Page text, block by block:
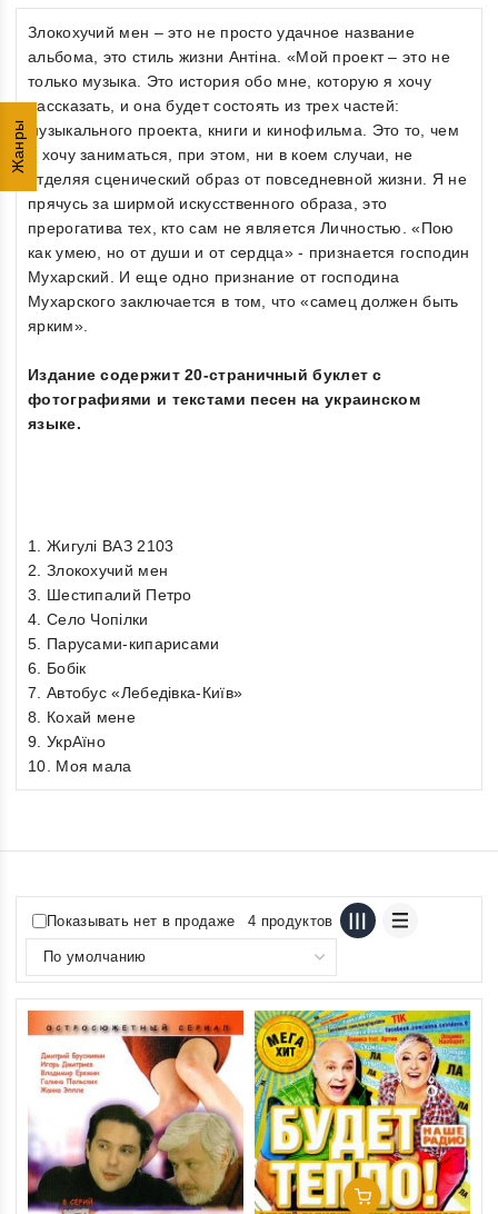
Жанры
Злокохучий мен – это не просто удачное название
альбома, это стиль жизни Антіна. «Мой проект – это не
только музыка. Это история обо мне, которую я хочу
рассказать, и она будет состоять из трех частей:
музыкального проекта, книги и кинофильма. Это то, чем
я хочу заниматься, при этом, ни в коем случаи, не
отделяя сценический образ от повседневной жизни. Я не
прячусь за ширмой искусственного образа, это
прерогатива тех, кто сам не является Личностью. «Пою
как умею, но от души и от сердца» - признается господин
Мухарский. И еще одно признание от господина
Мухарского заключается в том, что «самец должен быть
ярким».
Издание содержит 20-страничный буклет с
фотографиями и текстами песен на украинском
языке.
1. Жигулі ВАЗ 2103
2. Злокохучий мен
3. Шестипалий Петро
4. Село Чопілки
5. Парусами-кипарисами
6. Бобік
7. Автобус «Лебедівка-Київ»
8. Кохай мене
9. УкрАїно
10. Моя мала
Показывать нет в продаже 4 продуктов
Добавить В Корзину